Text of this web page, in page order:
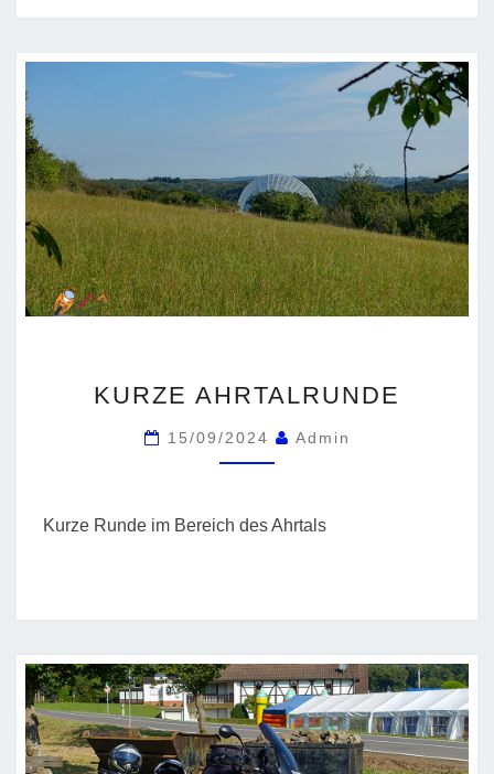
AHRTALRUNDE
KURZE AHRTALRUNDE
15/09/2024 Admin
Kurze Runde im Bereich des Ahrtals